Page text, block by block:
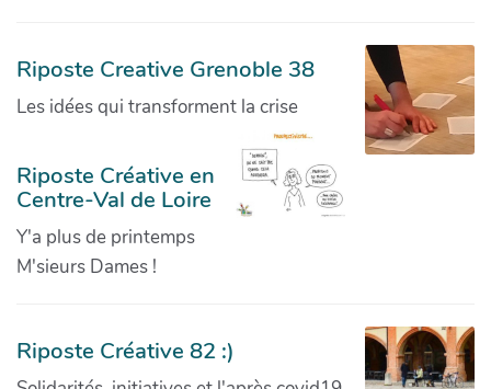
Riposte Creative Grenoble 38
Les idées qui transforment la crise
Riposte Créative en
Centre-Val de Loire
Y'a plus de printemps
M'sieurs Dames !
Riposte Créative 82 :)